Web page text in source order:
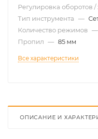
Регулировка оборотов /
Тип инструмента —
Количество режимов —
Пропил — 85 мм
Все характеристики
ОПИСАНИЕ И